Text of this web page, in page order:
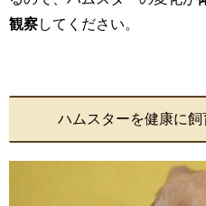
観察してください。
ハムスターを健康に